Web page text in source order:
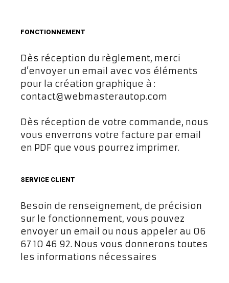
FONCTIONNEMENT
Dès réception du règlement, merci
d’envoyer un email avec vos éléments
pour la création graphique à :
contact@webmasterautop.com
Dès réception de votre commande, nous
vous enverrons votre facture par email
en PDF que vous pourrez imprimer.
SERVICE CLIENT
Besoin de renseignement, de précision
sur le fonctionnement, vous pouvez
envoyer un email ou nous appeler au 06
67 10 46 92. Nous vous donnerons toutes
les informations nécessaires